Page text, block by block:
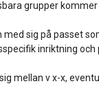
grupper kommer
sig på passet
inriktning
mellan v x-x,